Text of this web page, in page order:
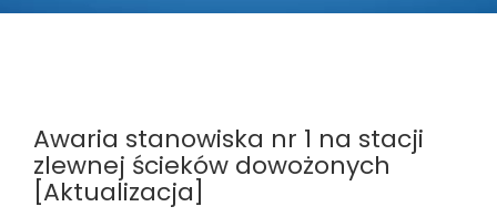
Awaria stanowiska nr 1 na stacji
zlewnej ścieków dowożonych
[Aktualizacja]